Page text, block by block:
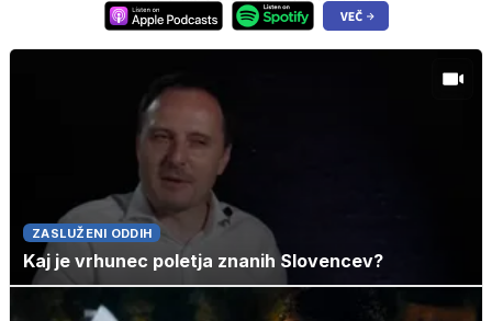
ZASLUŽENI ODDIH
Kaj je vrhunec poletja znanih Slovencev?